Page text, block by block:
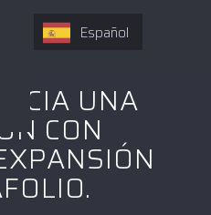
UNA
CON
Español